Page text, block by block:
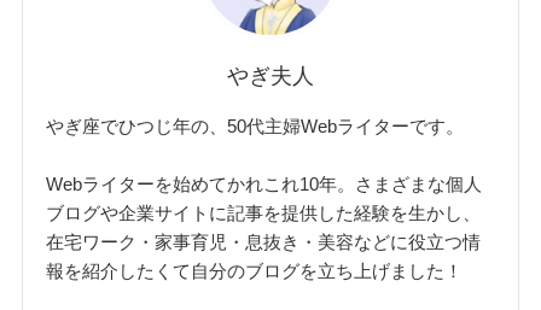
やぎ夫人
やぎ座でひつじ年の、50代主婦Webライターです。
Webライターを始めてかれこれ10年。さまざまな個人
ブログや企業サイトに記事を提供した経験を生かし、
在宅ワーク・家事育児・息抜き・美容などに役立つ情
報を紹介したくて自分のブログを立ち上げました！